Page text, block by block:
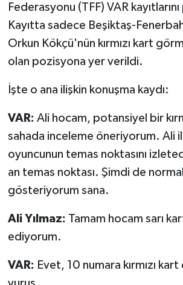
Federasyonu (TFF) VAR
Kayıtta sadece Beşiktaş-
Orkun Kökçü'nün kırmızı kart
olan pozisyona yer verildi.
İşte o ana ilişkin konuşma kaydı:
VAR: Ali hocam, potansiyel bir
sahada inceleme öneriyorum. Ali
oyuncunun temas noktasını
an temas noktası. Şimdi de
gösteriyorum sana.
Ali Yılmaz: Tamam hocam sarı
ediyorum.
VAR: Evet, 10 numara kırmızı